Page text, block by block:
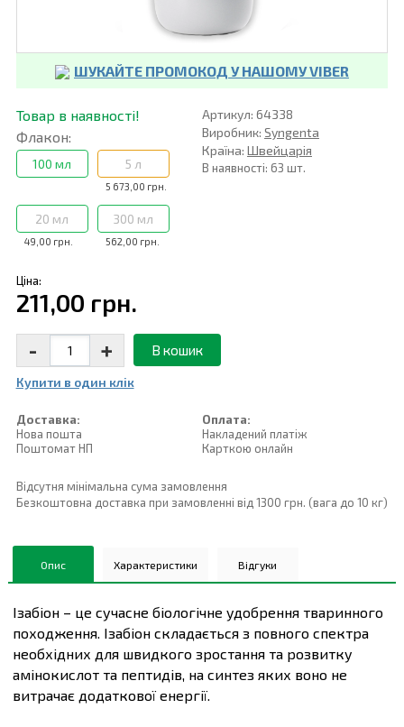
ШУКАЙТЕ ПРОМОКОД У НАШОМУ VIBER
Товар в наявності!
Флакон:
100 мл
5 673,00 грн.
5 л
49,00 грн.
20 мл
562,00 грн.
300 мл
Артикул: 64338
Виробник: Syngenta
Країна: Швейцарія
В наявності: 63 шт.
Ціна:
211,00 грн.
- + В кошик
Купити в один клiк
Доставка:
Нова пошта
Поштомат НП
Оплата:
Накладений платiж
Карткою онлайн
Відсутня мінімальна сума замовлення
Безкоштовна доставка при замовленні від 1300 грн. (вага до 10 кг)
Опис Характеристики Відгуки
Ізабіон – це сучасне біологічне удобрення тваринного
походження. Ізабіон складається з повного спектра
необхідних для швидкого зростання та розвитку
амінокислот та пептидів, на синтез яких воно не
витрачає додаткової енергії.